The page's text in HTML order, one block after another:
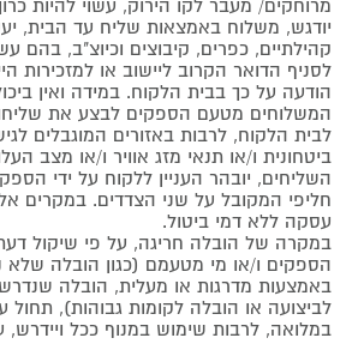
מרוחקים/ מעבר לקו הירוק, עשוי להיות
יודגש, משלוח באמצאות שליח עד הבית,
קהילתיים, כפרים, קיבוצים וכיוצ"ב, בהם
לסניף הדואר הקרוב ליישוב או למזכירות
הודעה על כך בבית הלקוח. במידה ואין
המשלוחים מטעם הספקים לבצע את
לבית הלקוח, לרבות באזורים המוגבלים
ביטחונית ו/או תנאי מזג אוויר ו/או מצב
השליחים, יובהר העניין ללקוח על ידי
חליפי המקובל על שני הצדדים. במקרים
עסקה ללא דמי ביטול.
במקרה של הובלה חריגה, על פי שיקול
הספקים ו/או מי מטעמם (כגון הובלה שלא
באמצעות מדרגות או מעלית, הובלה
לביצועה או הובלה לקומות גבוהות), תחול
במלואה, לרבות שימוש במנוף ככל ויידרש,